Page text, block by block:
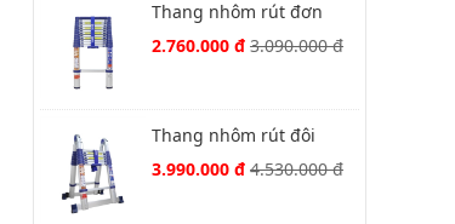
Thang nhôm rút đơn
Nikawa NK-32
2.760.000 đ3.090.000 đ
Thang nhôm rút đôi
Nikawa NK-44AI-Pri
3.990.000 đ4.530.000 đ